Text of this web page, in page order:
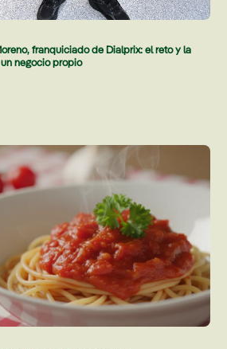
franquiciado de Dialprix: el reto y la
negocio propio